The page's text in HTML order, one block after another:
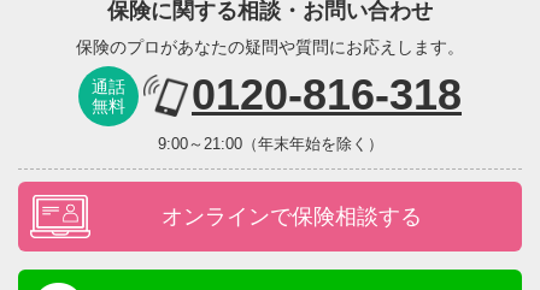
保険に関する相談・お問い合わせ
保険のプロがあなたの疑問や質問にお応えします。
通話
無料
0120-816-318
9:00～21:00（年末年始を除く）
オンラインで保険相談する